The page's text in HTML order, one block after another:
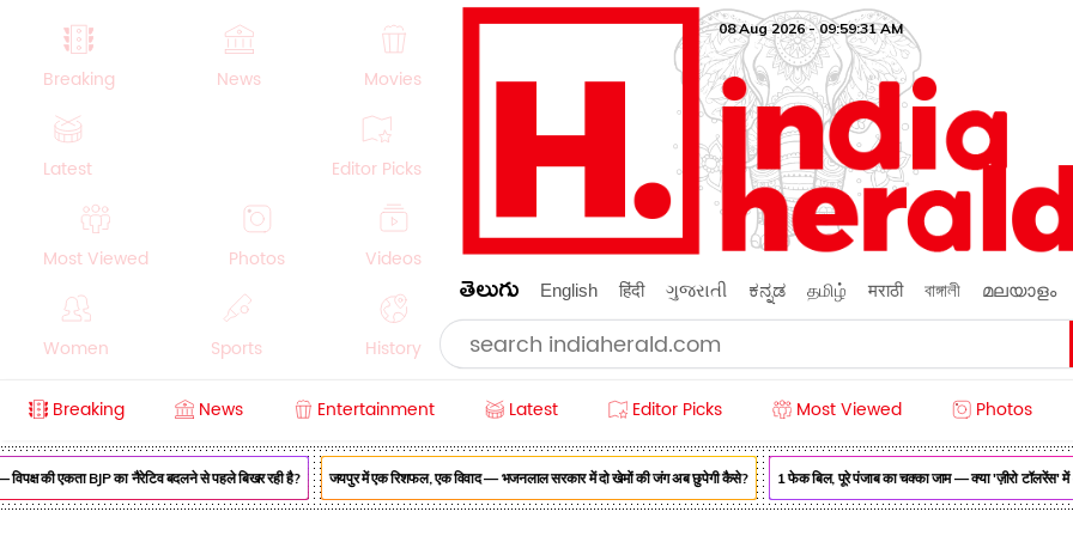
Breaking News Movies
Latest Editor Picks
Most Viewed Photos Videos
Women Sports History
Crime Beauty
08 Aug 2026 - 09:59:32 AM
తెలుగు English हिंदी ગુજરાતી ಕನ್ನಡ தமிழ் मराठी বাঙ্গালী മലയാളം
Breaking News Entertainment Latest Editor Picks Most Viewed Photos
की एकता BJP का नैरेटिव बदलने से पहले बिखर रही है? जयपुर में एक रिशफल, एक विवाद — भजनलाल सरकार में दो खेमों की जंग अब छुपेगी कैसे? 1 फेक बिल, पूरे पंजाब का चक्का जाम — क्या 'ज़ीरो टॉलरेंस' में